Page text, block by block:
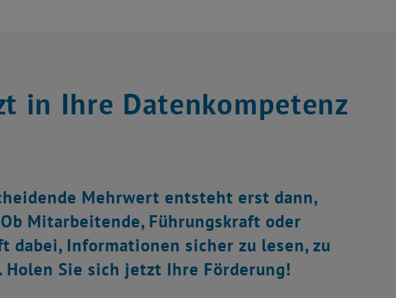
in Ihre Datenkompetenz
Mehrwert entsteht erst dann,
Mitarbeitende, Führungskraft oder
Informationen sicher zu lesen, zu
Sie sich jetzt Ihre Förderung!